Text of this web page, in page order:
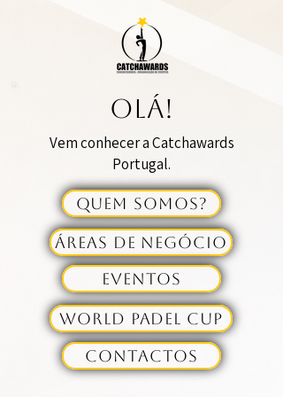
olá!
Vem conhecer a Catchawards
Portugal.
Quem Somos?
Áreas de negócio
Eventos
World Padel Cup
Contactos